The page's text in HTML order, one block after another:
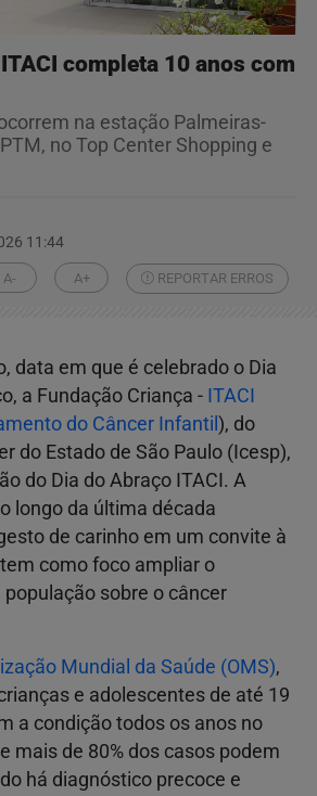
completa 10 anos com
na estação Palmeiras-
no Top Center Shopping e
11:44
A- A+ REPORTAR ERROS
data em que é celebrado o Dia
a Fundação Criança - ITACI
do Câncer Infantil ), do
do Estado de São Paulo (Icesp),
do Dia do Abraço ITACI. A
longo da última década
de carinho em um convite à
como foco ampliar o
sobre o câncer
Mundial da Saúde (OMS),
e adolescentes de até 19
a condição todos os anos no
mais de 80% dos casos podem
há diagnóstico precoce e